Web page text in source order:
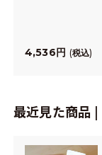
4,536 税込
最近見た商品 |